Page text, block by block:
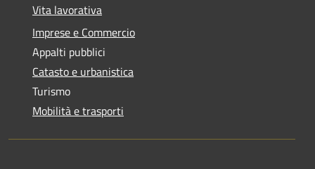
Vita lavorativa
Imprese e Commercio
Appalti pubblici
Catasto e urbanistica
Turismo
Mobilità e trasporti